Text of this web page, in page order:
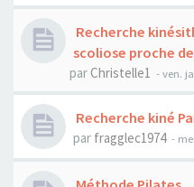
Recherche
scoliose proche
par Christelle1 - ven.
Recherche kiné
par fragglec1974 -